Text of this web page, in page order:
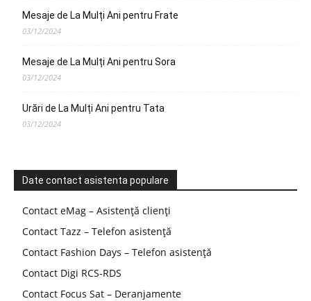
Mesaje de La Mulți Ani pentru Frate
03/12/2024
Mesaje de La Mulți Ani pentru Sora
03/12/2024
Urări de La Mulți Ani pentru Tata
03/12/2024
Date contact asistenta populare
Contact eMag – Asistență clienți
Contact Tazz – Telefon asistență
Contact Fashion Days – Telefon asistență
Contact Digi RCS-RDS
Contact Focus Sat – Deranjamente